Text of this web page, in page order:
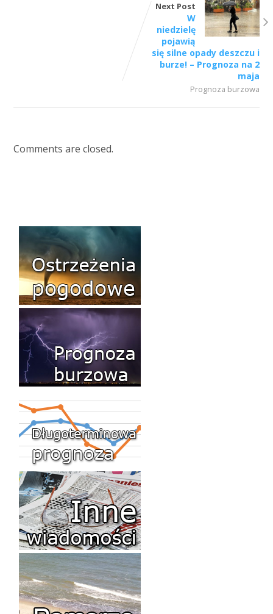
Next Post
W
niedzielę
pojawią
się silne opady deszczu i
burze! – Prognoza na 2
maja
Prognoza burzowa
Comments are closed.